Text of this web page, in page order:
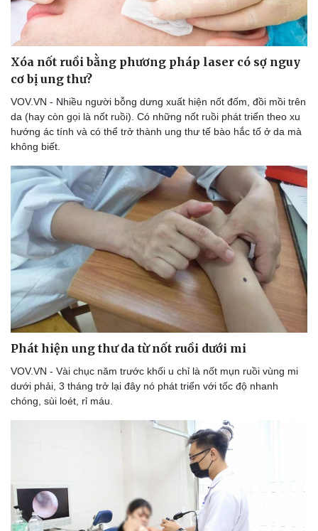
Xóa nốt ruồi bằng phương pháp laser có sợ nguy
cơ bị ung thư?
VOV.VN - Nhiều người bỗng dưng xuất hiện nốt đốm, đồi mồi trên
da (hay còn gọi là nốt ruồi). Có những nốt ruồi phát triển theo xu
hướng ác tính và có thể trở thành ung thư tế bào hắc tố ở da mà
không biết.
Phát hiện ung thư da từ nốt ruồi dưới mi
VOV.VN - Vài chục năm trước khối u chỉ là nốt mụn ruồi vùng mi
dưới phải, 3 tháng trở lại đây nó phát triển với tốc độ nhanh
chóng, sùi loét, rỉ máu.